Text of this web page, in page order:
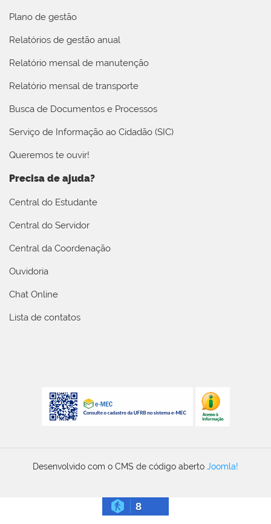
Plano de gestão
Relatórios de gestão anual
Relatório mensal de manutenção
Relatório mensal de transporte
Busca de Documentos e Processos
Serviço de Informação ao Cidadão (SIC)
Queremos te ouvir!
Precisa de ajuda?
Central do Estudante
Central do Servidor
Central da Coordenação
Ouvidoria
Chat Online
Lista de contatos
Desenvolvido com o CMS de código aberto Joomla!
8